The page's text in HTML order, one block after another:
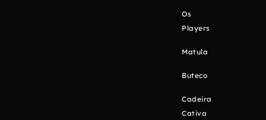
Os
Players
Matula
Buteco
Cadeira
Cativa